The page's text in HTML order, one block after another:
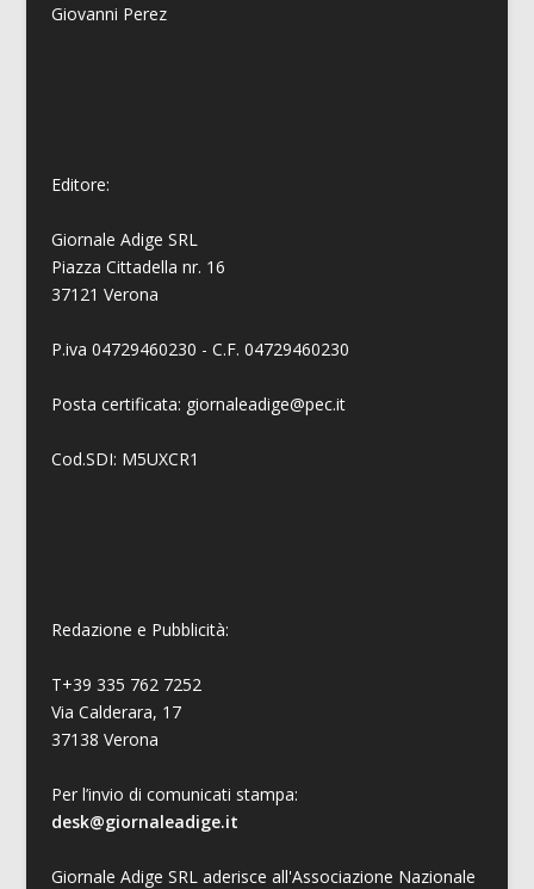
Giovanni Perez
Editore:
Giornale Adige SRL
Piazza Cittadella nr. 16
37121 Verona
P.iva 04729460230 - C.F. 04729460230
Posta certificata: giornaleadige@pec.it
Cod.SDI: M5UXCR1
Redazione e Pubblicità:
T+39 335 762 7252
Via Calderara, 17
37138 Verona
Per l’invio di comunicati stampa:
desk@giornaleadige.it
Giornale Adige SRL aderisce all'Associazione Nazionale